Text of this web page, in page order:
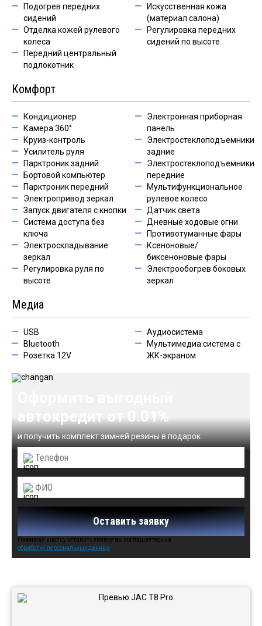
Подогрев передних
сидений
Отделка кожей рулевого
колеса
Передний центральный
подлокотник
Искусственная кожа
(материал салона)
Регулировка передних
сидений по высоте
Комфорт
Кондиционер
Камера 360°
Круиз-контроль
Усилитель руля
Парктроник задний
Бортовой компьютер
Парктроник передний
Электропривод зеркал
Запуск двигателя с кнопки
Система доступа без
ключа
Электроскладывание
зеркал
Регулировка руля по
высоте
Электронная приборная
панель
Электростеклоподъемники
задние
Электростеклоподъемники
передние
Мультифункциональное
рулевое колесо
Датчик света
Дневные ходовые огни
Противотуманные фары
Ксеноновые/
биксеноновые фары
Электрообогрев боковых
зеркал
Медиа
USB
Bluetooth
Розетка 12V
Аудиосистема
Мультимедиа система с
ЖК-экраном
автокредит от 0.01%
и получить комплект зимней резины в подарок
Оставить заявку
Нажимая кнопку оставить заявку вы соглашаетесь на
обработку персональных данных